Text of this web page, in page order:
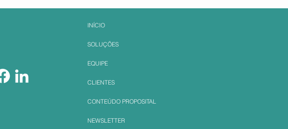
INÍCIO
SOLUÇÕES
EQUIPE
CLIENTES
CONTEÚDO PROPOSITAL
NEWSLETTER